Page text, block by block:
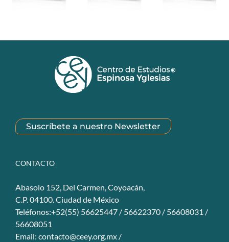
Suscríbete a nuestro Newsletter
CONTACTO
Abasolo 152, Del Carmen, Coyoacán,
C.P. 04100. Ciudad de México
Teléfonos:+52(55) 56625447 / 56622370 / 56608031 /
56608051
Email: contacto@ceey.org.mx /